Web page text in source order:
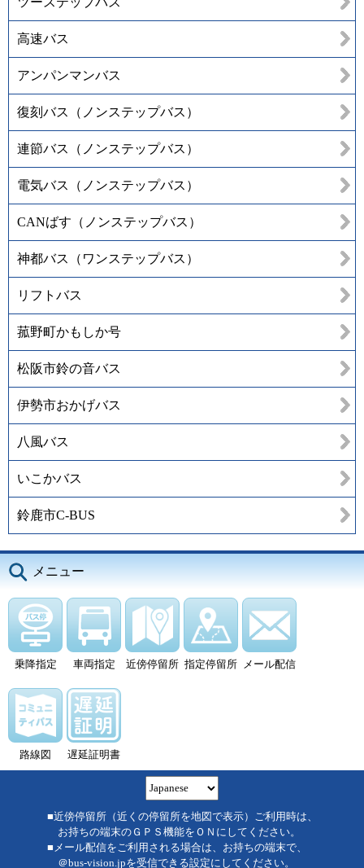
高速バス
アンパンマンバス
復刻バス（ノンステップバス）
連節バス（ノンステップバス）
電気バス（ノンステップバス）
CANばす（ノンステップバス）
神都バス（ワンステップバス）
リフトバス
菰野町かもしか号
松阪市鈴の音バス
伊勢市おかげバス
八風バス
いこかバス
鈴鹿市C-BUS
メニュー
乗降指定 車両指定 近傍停留所 指定停留所 メール配信
路線図 遅延証明書
■近傍停留所（近くの停留所を地図で表示）ご利用時は、
お持ちの端末のＧＰＳ機能をＯＮにしてください。
■メール配信をご利用される場合は、お持ちの端末で、
＠bus-vision.jpを受信できる設定にしてください。